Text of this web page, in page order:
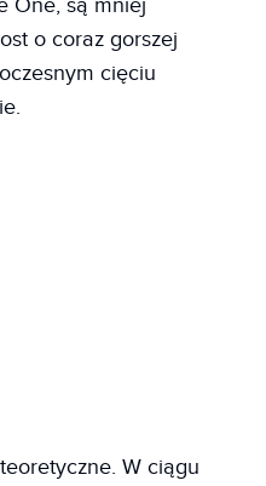
o coraz gorszej
cięciu
W ciągu